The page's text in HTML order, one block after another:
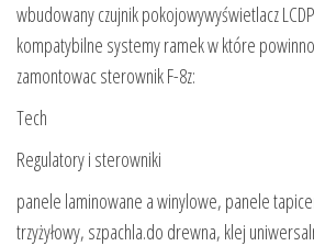
wbudowany czujnik pokojowywyświetlacz
kompatybilne systemy ramek w które
zamontowac sterownik F-8z:
Tech
Regulatory i sterowniki
panele laminowane a winylowe, panele
trzyżyłowy, szpachla.do drewna, klej